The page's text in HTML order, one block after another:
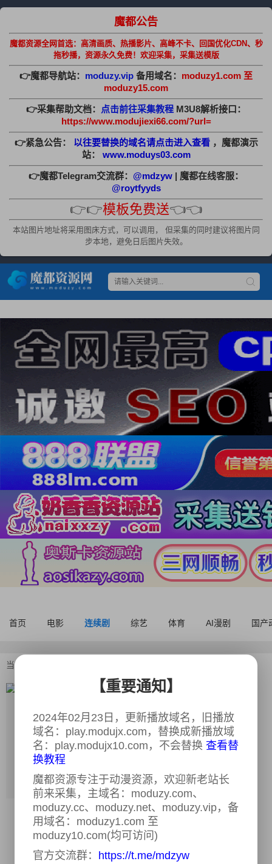
魔都公告
魔都资源全网首选：高清画质、热播影片、高峰不卡、回国优化CDN、秒
拖秒播，资源永久免费！欢迎采集，采集送模版
👉魔都导航站： moduzy.vip 备用域名： moduzy1.com 至
moduzy15.com
👉采集帮助文档： 点击前往采集教程 M3U8解析接口：
https://www.modujiexi66.com/?url=
👉紧急公告： 以往要替换的域名请点击进入查看 ，魔都演示
站：
www.moduys03.com
👉魔都Telegram交流群： @mdzyw | 魔都在线客服：
@roytfyyds
👉👉模板免费送👈👈
本站图片地址将采用图床方式，可以调用， 但采集的同时建议将图片同
步本地，避免日后图片失效。
首页 电影 连续剧 综艺 体育 AI漫剧 国产
当前位置：
卧底第一季
又名：
Undercover Season 1
导演：暂无
主演：
凯文·让森斯,弗兰克·拉默
蒙德·提哈瑞,迈克尔·帕斯,鲁本·奥查迪亚诺,
克里斯·库彭斯,安娜·崔佛,爱丽丝·夏普,休·
史密特,Peter·René·Körner
类型：
剧情
年份：2019–
地区：比利时,荷兰
【重要通知】
2024年02月23日，更新播放域名，旧播放
域名：play.modujx.com，替换成新播放域
名：play.modujx10.com，不会替换 查看替
换教程
魔都资源专注于动漫资源，欢迎新老站长
前来采集，主域名：moduzy.com、
moduzy.cc、moduzy.net、moduzy.vip，备
用域名：moduzy1.com 至
moduzy10.com(均可访问)
官方交流群： https://t.me/mdzyw